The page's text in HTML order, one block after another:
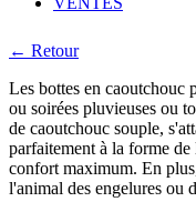
← Retour
Les bottes en caoutchouc
ou soirées pluvieuses ou
de caoutchouc souple,
parfaitement à la forme
confort maximum. En
l'animal des engelures ou